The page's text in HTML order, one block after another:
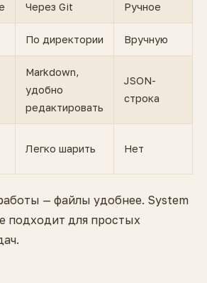
Через Git Ручное
По директории Вручную
Markdown,
удобно
редактировать
JSON-
строка
Легко шарить Нет
— файлы удобнее. System
подходит для простых